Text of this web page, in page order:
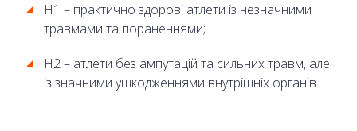
H1 – практично здорові атлети із незначними
травмами та пораненнями;
H2 – атлети без ампутацій та сильних травм, але
із значними ушкодженнями внутрішніх органів.